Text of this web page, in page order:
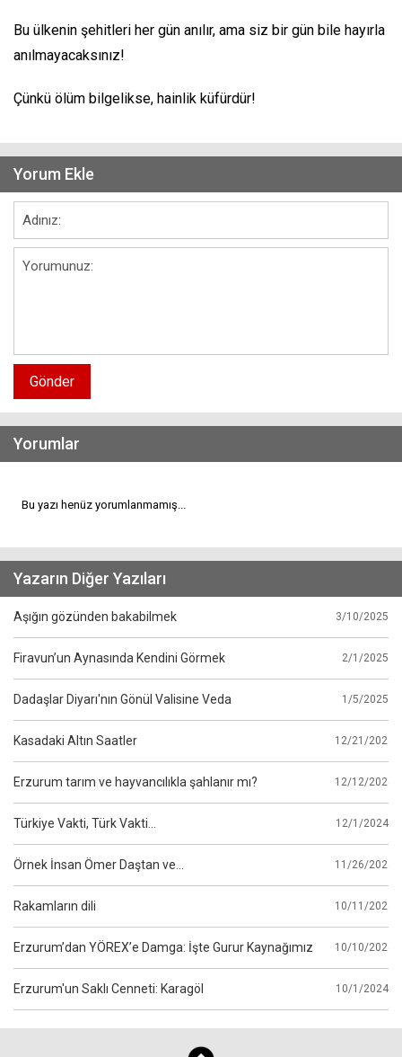
Bu ülkenin şehitleri her gün anılır, ama siz bir gün bile hayırla
anılmayacaksınız!
Çünkü ölüm bilgelikse, hainlik küfürdür!
Yorum Ekle
Gönder
Yorumlar
Bu yazı henüz yorumlanmamış...
Yazarın Diğer Yazıları
Aşığın gözünden bakabilmek 3/10/2025
Firavun’un Aynasında Kendini Görmek 2/1/2025
Dadaşlar Diyarı'nın Gönül Valisine Veda 1/5/2025
Kasadaki Altın Saatler 12/21/2024
Erzurum tarım ve hayvancılıkla şahlanır mı? 12/12/2024
Türkiye Vakti, Türk Vakti… 12/1/2024
Örnek İnsan Ömer Daştan ve… 11/26/2024
Rakamların dili 10/11/2024
Erzurum’dan YÖREX’e Damga: İşte Gurur Kaynağımız 10/10/2024
Erzurum'un Saklı Cenneti: Karagöl 10/1/2024